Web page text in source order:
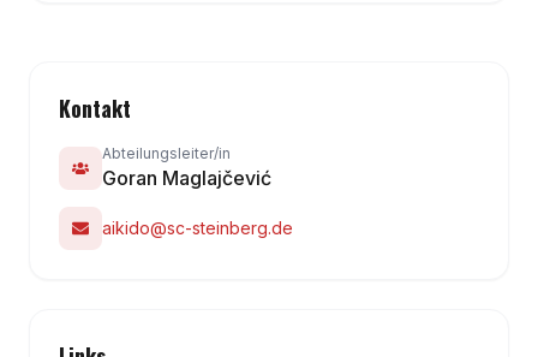
Kontakt
Abteilungsleiter/in
Goran Maglajčević
aikido@sc-steinberg.de